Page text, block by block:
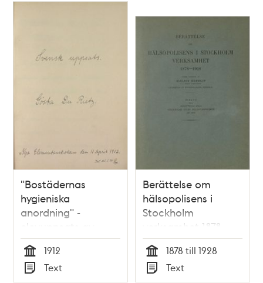
"Bostädernas
hygieniska
anordning" -
elevuppsats av
Gösta Du Rietz Nya
Elementarskolan
1912
Tid
1912
Text
Berättelse om
hälsopolisens i
Stockholm
verksamhet 1878-
1928 / under ledning
av Magnus Herrlin ;
utarbetad av
Tid
1878 till 1928
Text